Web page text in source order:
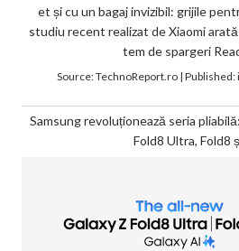
et și cu un bagaj invizibil: grijile
studiu recent realizat de Xiaomi
tem de spargeri
Source:TechnoReport.ro| Published:
Samsung revoluționează seria
Fold8 Ultra, Fold8